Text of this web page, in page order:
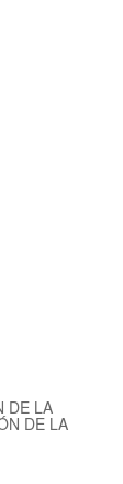
DE LA
DE LA